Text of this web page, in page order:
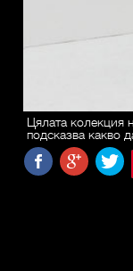
Цялата колекция
подсказва какво